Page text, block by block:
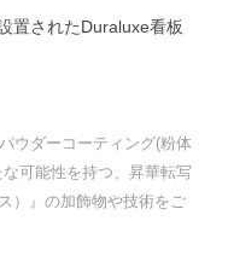
置されたDuraluxe看板
ウダーコーティング(粉体
可能性を持つ、昇華転写
）』の加飾物や技術をご